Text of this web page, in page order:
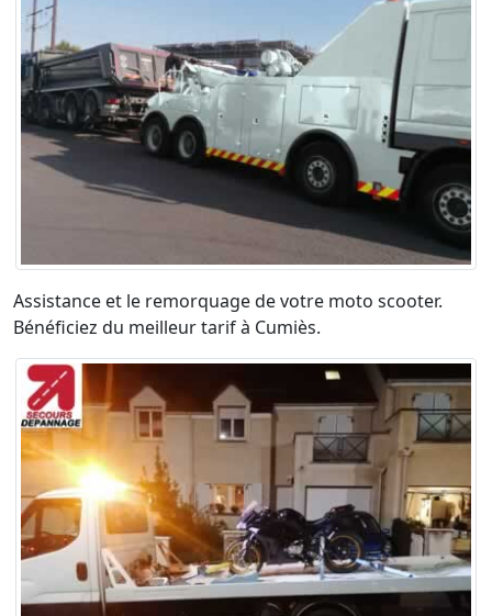
Assistance et le remorquage de votre moto scooter.
Bénéficiez du meilleur tarif à Cumiès.